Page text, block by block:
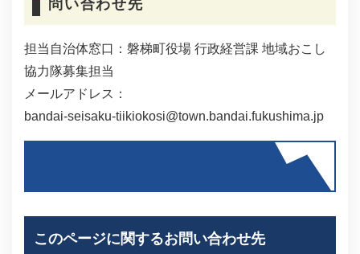
問い合わせ先
担当自治体窓口：磐梯町役場 行政経営課 地域おこし
協力隊募集担当
メールアドレス：
bandai-seisaku-tiikiokosi@town.bandai.fukushima.jp
このページに関するお問い合わせ先